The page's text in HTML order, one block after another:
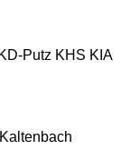
KD-Putz KHS KIA
Kaltenbach